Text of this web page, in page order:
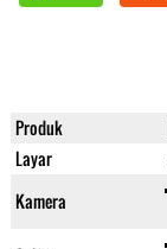
Produk
Layar
Kamera